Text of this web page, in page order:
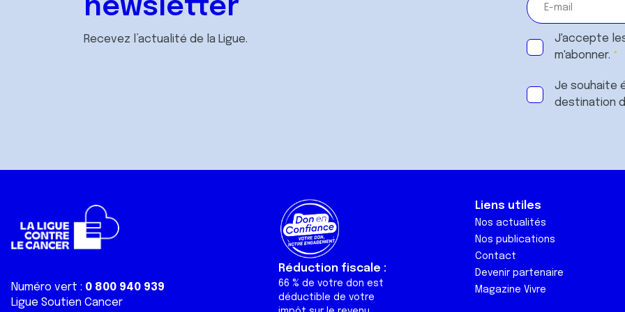
newsletter
Recevez l’actualité de la Ligue. J'accepte
m'abonner.
Je souhaite
destination
Numéro vert : 0 800 940 939
Ligue Soutien Cancer
Réduction fiscale :
66 % de votre don est
déductible de votre
Liens utiles
Nos actualités
Nos publications
Contact
Devenir partenaire
Magazine Vivre